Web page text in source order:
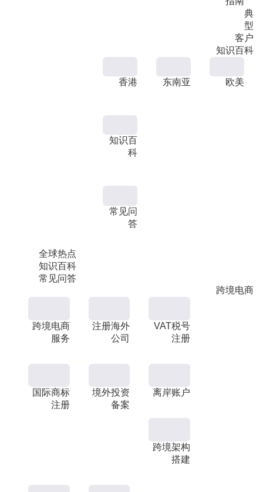
典
型
客户
知识百科
全球热点
知识百科
常见问答
香港 东南亚 欧美
知识百
科
常见问
答
跨境电商
跨境电商
服务
注册海外
公司
VAT税号
注册
国际商标
注册
境外投资
备案
离岸账户
跨境架构
搭建